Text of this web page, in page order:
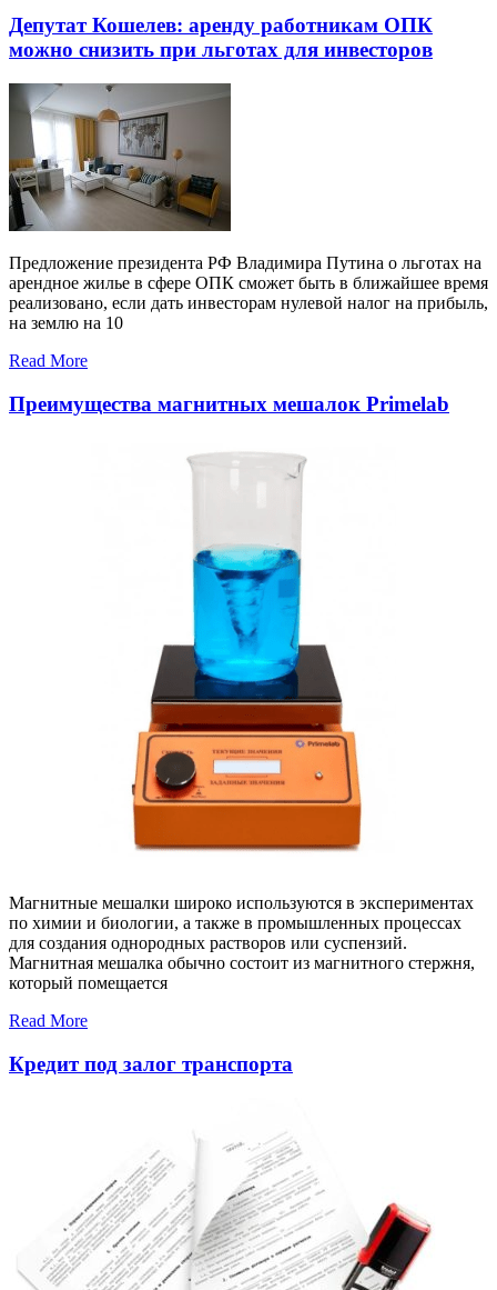
Депутат Кошелев: аренду работникам ОПК
можно снизить при льготах для инвесторов
Предложение президента РФ Владимира Путина о льготах на
арендное жилье в сфере ОПК сможет быть в ближайшее время
реализовано, если дать инвесторам нулевой налог на прибыль,
на землю на 10
Read More
Преимущества магнитных мешалок Primelab
Магнитные мешалки широко используются в экспериментах
по химии и биологии, а также в промышленных процессах
для создания однородных растворов или суспензий.
Магнитная мешалка обычно состоит из магнитного стержня,
который помещается
Read More
Кредит под залог транспорта